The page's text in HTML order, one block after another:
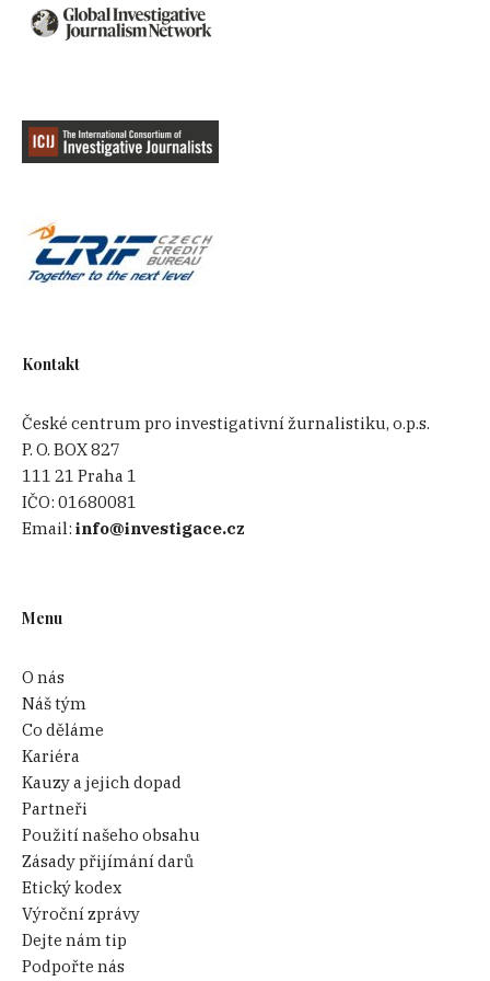
poznali. „Kdo je rodič, bylo hned jasné. Všichni
místnosti vedle komunitního rádia. Bylo tam
jen pár matrací a tvrdá betonová podlaha. Tam
jsem být co nejblíž, kdyby se můj syn Benjamín
vrátil,“ vysvětluje Cristina, proč opustila svůj
Ayotzinapě se pro vládu stali problémem. Ač
proti tichým dohodám mezi vládou a drogovými
kartely.
Připomínka studentů v Tixtle, foto: Pavla Holcová
Jak to bylo s dějinnou pravdou
Několik týdnů po masakru svolal mexický
Kontakt
České centrum pro investigativní žurnalistiku, o.p.s.
P. O. BOX 827
111 21 Praha 1
IČO:01680081
Email:info@investigace.cz
Menu
O nás
Náš tým
Co děláme
Kariéra
Kauzy a jejich dopad
Partneři
Použití našeho obsahu
Zásady přijímání darů
Etický kodex
Výroční zprávy
Dejte nám tip
Podpořte nás